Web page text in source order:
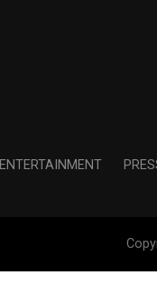
ENTERTAINMENT